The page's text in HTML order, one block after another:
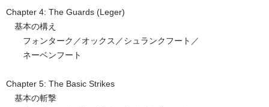
Chapter 4: The Guards (Leger)
基本の構え
フォンターク／オックス／シュランクフート／
ネーベンフート
Chapter 5: The Basic Strikes
基本の斬撃